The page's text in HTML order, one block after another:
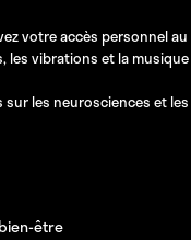
votre accès personnel
les vibrations et la
sur les neurosciences et
être